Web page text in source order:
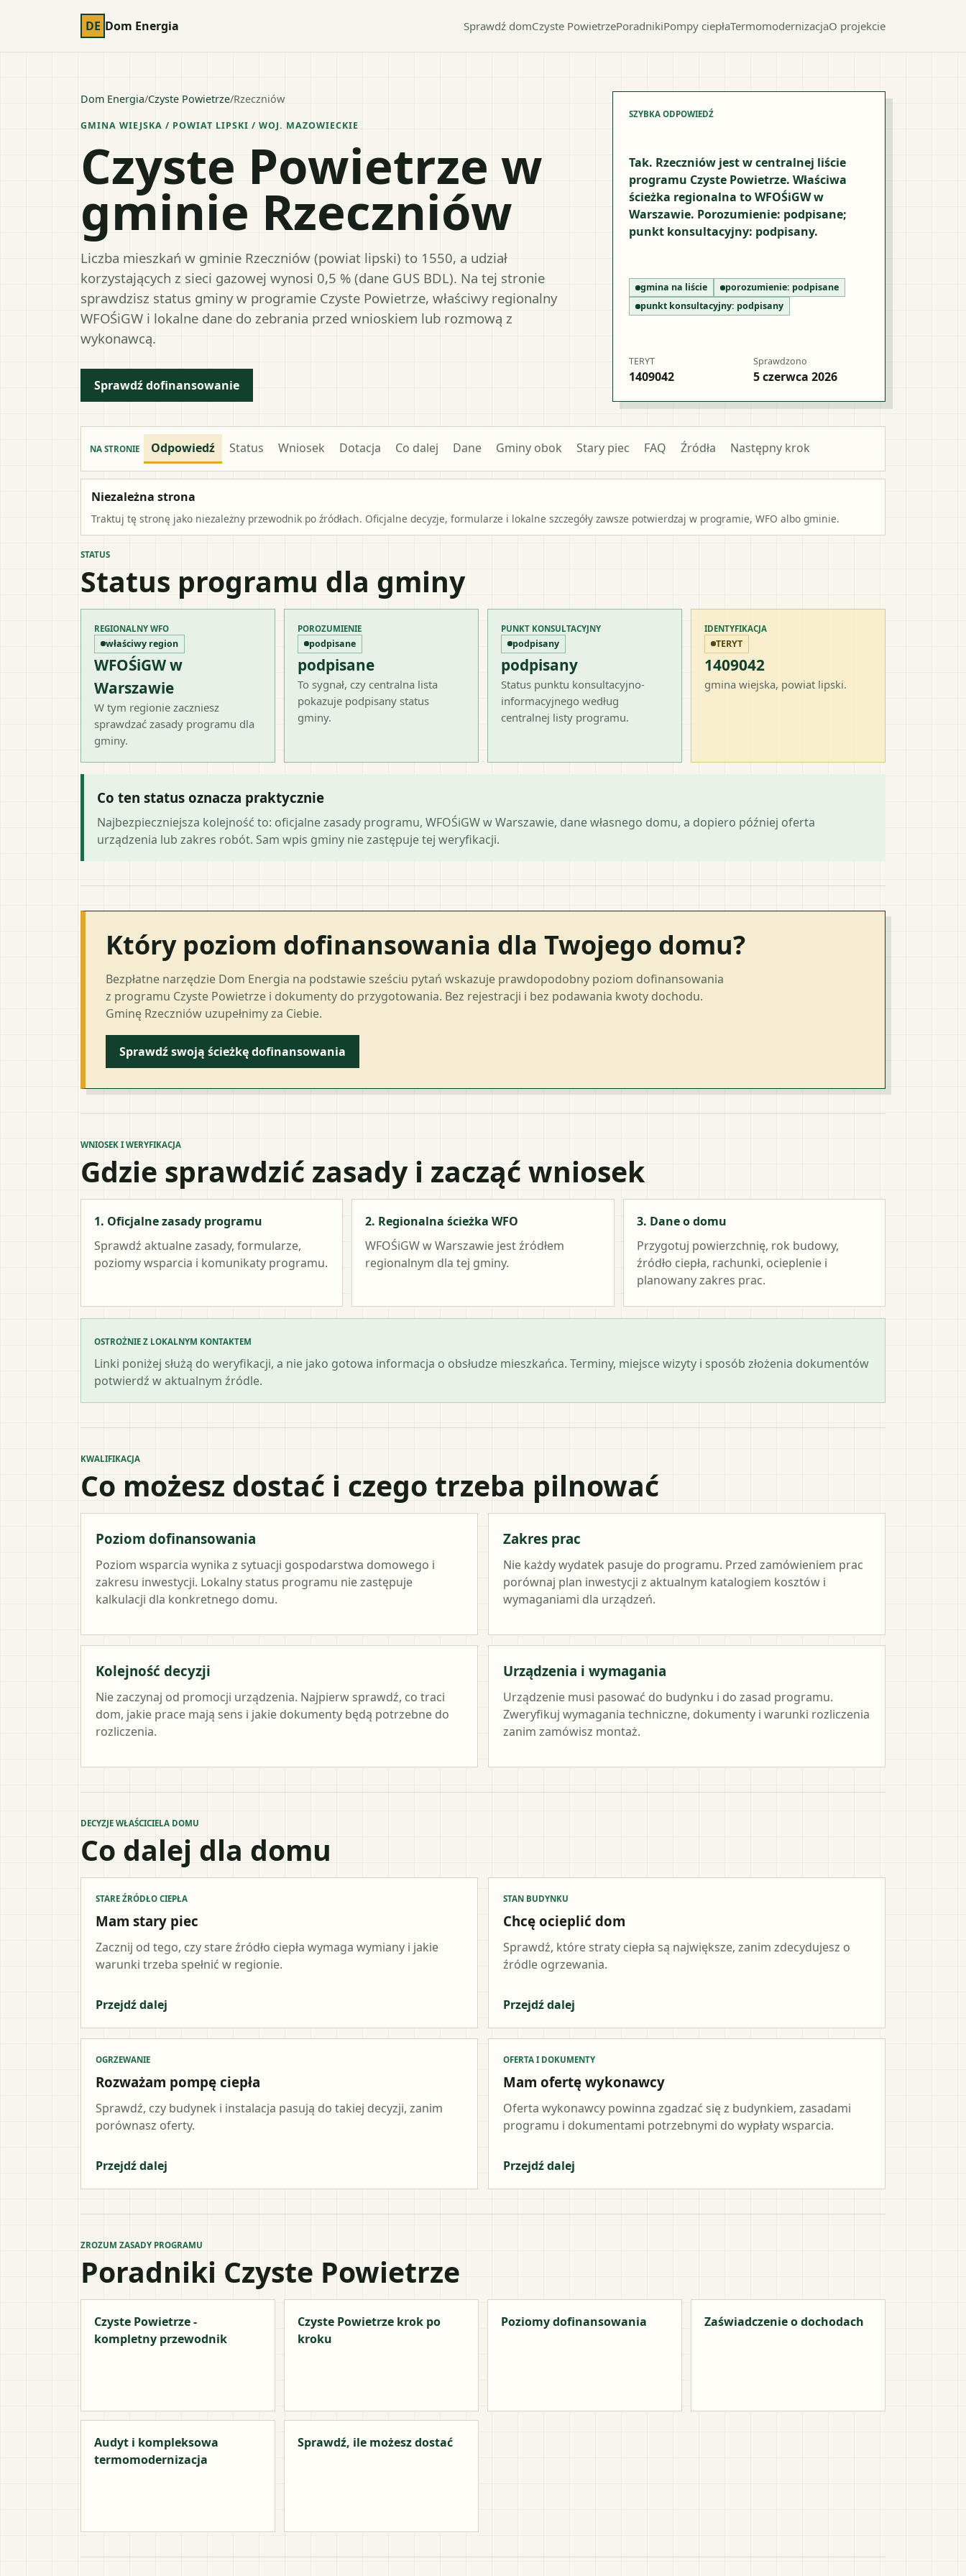
DE Dom Energia Sprawdź domCzyste PowietrzePoradnikiPompy ciepłaTermomodernizacjaO projekcie
Dom Energia/Czyste Powietrze/Rzeczniów
GMINA WIEJSKA / POWIAT LIPSKI / WOJ. MAZOWIECKIE
Czyste Powietrze w
gminie Rzeczniów
Liczba mieszkań w gminie Rzeczniów (powiat lipski) to 1550, a udział
korzystających z sieci gazowej wynosi 0,5 % (dane GUS BDL). Na tej stronie
sprawdzisz status gminy w programie Czyste Powietrze, właściwy regionalny
WFOŚiGW i lokalne dane do zebrania przed wnioskiem lub rozmową z
wykonawcą.
Sprawdź dofinansowanie
SZYBKA ODPOWIEDŹ
Tak. Rzeczniów jest w centralnej liście
programu Czyste Powietrze. Właściwa
ścieżka regionalna to WFOŚiGW w
Warszawie. Porozumienie: podpisane;
punkt konsultacyjny: podpisany.
gmina na liście porozumienie: podpisane
punkt konsultacyjny: podpisany
TERYT
1409042
Sprawdzono
5 czerwca 2026
NA STRONIE Odpowiedź Status Wniosek Dotacja Co dalej Dane Gminy obok Stary piec FAQ Źródła Następny krok
Niezależna strona
Traktuj tę stronę jako niezależny przewodnik po źródłach. Oficjalne decyzje, formularze i lokalne szczegóły zawsze potwierdzaj w programie, WFO albo gminie.
STATUS
Status programu dla gminy
REGIONALNY WFO
właściwy region
WFOŚiGW w
Warszawie
W tym regionie zaczniesz
sprawdzać zasady programu dla
gminy.
POROZUMIENIE
podpisane
podpisane
To sygnał, czy centralna lista
pokazuje podpisany status
gminy.
PUNKT KONSULTACYJNY
podpisany
podpisany
Status punktu konsultacyjno-
informacyjnego według
centralnej listy programu.
IDENTYFIKACJA
TERYT
1409042
gmina wiejska, powiat lipski.
Co ten status oznacza praktycznie
Najbezpieczniejsza kolejność to: oficjalne zasady programu, WFOŚiGW w Warszawie, dane własnego domu, a dopiero później oferta
urządzenia lub zakres robót. Sam wpis gminy nie zastępuje tej weryfikacji.
Który poziom dofinansowania dla Twojego domu?
Bezpłatne narzędzie Dom Energia na podstawie sześciu pytań wskazuje prawdopodobny poziom dofinansowania
z programu Czyste Powietrze i dokumenty do przygotowania. Bez rejestracji i bez podawania kwoty dochodu.
Gminę Rzeczniów uzupełnimy za Ciebie.
Sprawdź swoją ścieżkę dofinansowania
WNIOSEK I WERYFIKACJA
Gdzie sprawdzić zasady i zacząć wniosek
1. Oficjalne zasady programu
Sprawdź aktualne zasady, formularze,
poziomy wsparcia i komunikaty programu.
2. Regionalna ścieżka WFO
WFOŚiGW w Warszawie jest źródłem
regionalnym dla tej gminy.
3. Dane o domu
Przygotuj powierzchnię, rok budowy,
źródło ciepła, rachunki, ocieplenie i
planowany zakres prac.
OSTROŻNIE Z LOKALNYM KONTAKTEM
Linki poniżej służą do weryfikacji, a nie jako gotowa informacja o obsłudze mieszkańca. Terminy, miejsce wizyty i sposób złożenia dokumentów
potwierdź w aktualnym źródle.
KWALIFIKACJA
Co możesz dostać i czego trzeba pilnować
Poziom dofinansowania
Poziom wsparcia wynika z sytuacji gospodarstwa domowego i
zakresu inwestycji. Lokalny status programu nie zastępuje
kalkulacji dla konkretnego domu.
Zakres prac
Nie każdy wydatek pasuje do programu. Przed zamówieniem prac
porównaj plan inwestycji z aktualnym katalogiem kosztów i
wymaganiami dla urządzeń.
Kolejność decyzji
Nie zaczynaj od promocji urządzenia. Najpierw sprawdź, co traci
dom, jakie prace mają sens i jakie dokumenty będą potrzebne do
rozliczenia.
Urządzenia i wymagania
Urządzenie musi pasować do budynku i do zasad programu.
Zweryfikuj wymagania techniczne, dokumenty i warunki rozliczenia
zanim zamówisz montaż.
DECYZJE WŁAŚCICIELA DOMU
Co dalej dla domu
STARE ŹRÓDŁO CIEPŁA
Mam stary piec
Zacznij od tego, czy stare źródło ciepła wymaga wymiany i jakie
warunki trzeba spełnić w regionie.
Przejdź dalej
STAN BUDYNKU
Chcę ocieplić dom
Sprawdź, które straty ciepła są największe, zanim zdecydujesz o
źródle ogrzewania.
Przejdź dalej
OGRZEWANIE
Rozważam pompę ciepła
Sprawdź, czy budynek i instalacja pasują do takiej decyzji, zanim
porównasz oferty.
Przejdź dalej
OFERTA I DOKUMENTY
Mam ofertę wykonawcy
Oferta wykonawcy powinna zgadzać się z budynkiem, zasadami
programu i dokumentami potrzebnymi do wypłaty wsparcia.
Przejdź dalej
ZROZUM ZASADY PROGRAMU
Poradniki Czyste Powietrze
Czyste Powietrze -
kompletny przewodnik
Czyste Powietrze krok po
kroku
Poziomy dofinansowania Zaświadczenie o dochodach
Audyt i kompleksowa
termomodernizacja
Sprawdź, ile możesz dostać